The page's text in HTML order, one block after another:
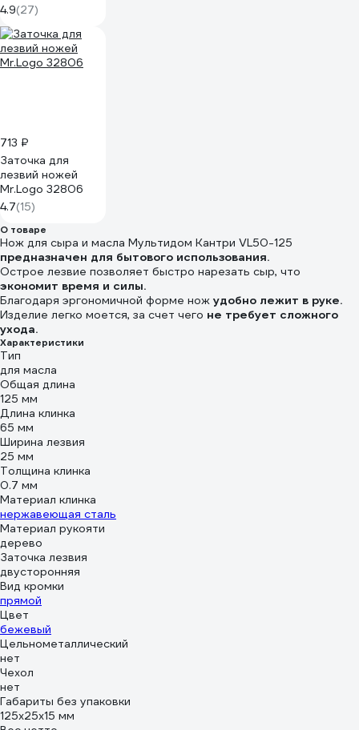
4.9(27)
713 ₽
Заточка для
лезвий ножей
Mr.Logo 32806
4.7(15)
О товаре
Нож для сыра и масла Мультидом Кантри VL50-125
предназначен для бытового использования.
Острое лезвие позволяет быстро нарезать сыр, что
экономит время и силы.
Благодаря эргономичной форме нож удобно лежит в руке.
Изделие легко моется, за счет чего не требует сложного
ухода.
Характеристики
Тип
для масла
Общая длина
125 мм
Длина клинка
65 мм
Ширина лезвия
25 мм
Толщина клинка
0.7 мм
Материал клинка
нержавеющая сталь
Материал рукояти
дерево
Заточка лезвия
двусторонняя
Вид кромки
прямой
Цвет
бежевый
Цельнометаллический
нет
Чехол
нет
Габариты без упаковки
125х25х15 мм